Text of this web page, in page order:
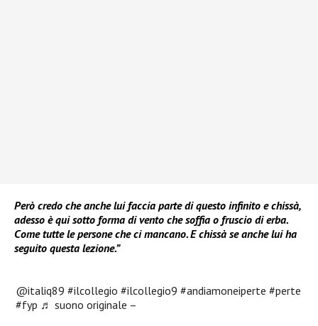
Però credo che anche lui faccia parte di questo infinito e chissà,
adesso è qui sotto forma di vento che soffia o fruscio di erba.
Come tutte le persone che ci mancano. E chissà se anche lui ha
seguito questa lezione.”
@italiq89 #ilcollegio #ilcollegio9 #andiamoneiperte #perte
#fyp ♬ suono originale –